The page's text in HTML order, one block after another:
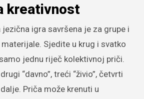
kreativnost
igra savršena je za grupe i
Sjedite u krug i svatko
jednu riječ kolektivnoj priči.
“davno”, treći “živio”, četvrti
dalje. Priča može krenuti u